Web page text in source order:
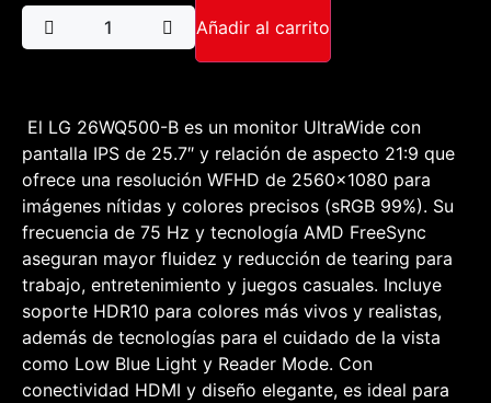
Añadir al carrito
El LG 26WQ500-B es un monitor UltraWide con
pantalla IPS de 25.7″ y relación de aspecto 21:9 que
ofrece una resolución WFHD de 2560×1080 para
imágenes nítidas y colores precisos (sRGB 99%). Su
frecuencia de 75 Hz y tecnología AMD FreeSync
aseguran mayor fluidez y reducción de tearing para
trabajo, entretenimiento y juegos casuales. Incluye
soporte HDR10 para colores más vivos y realistas,
además de tecnologías para el cuidado de la vista
como Low Blue Light y Reader Mode. Con
conectividad HDMI y diseño elegante, es ideal para